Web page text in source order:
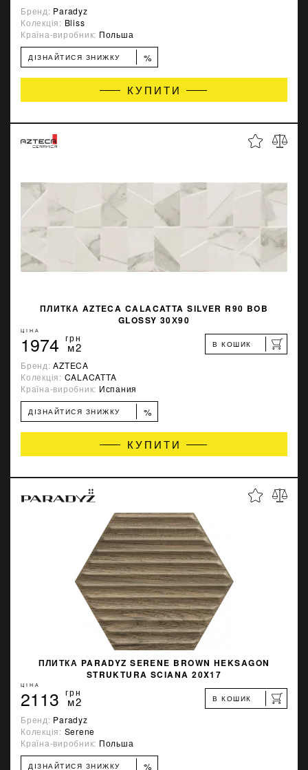
Бренд: Paradyz
Колекція: Bliss
Країна-виробник: Польша
ДІЗНАЙТИСЯ ЗНИЖКУ %
КУПИТИ
ПЛИТКА AZTECA CALACATTA SILVER R90 BOB
GLOSSY 30Х90
ЦІНА
1974 грн
м2 В КОШИК
Бренд:AZTECA
Колекція: CALACATTA
Країна-виробник: Испания
ДІЗНАЙТИСЯ ЗНИЖКУ %
КУПИТИ
ПЛИТКА PARADYZ SERENE BROWN HEKSAGON
STRUKTURA SCIANA 20X17
ЦІНА
2113 грн
м2 В КОШИК
Бренд: Paradyz
Колекція: Serene
Країна-виробник: Польша
ДІЗНАЙТИСЯ ЗНИЖКУ %